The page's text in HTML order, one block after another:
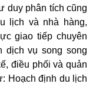
duy phân tích cũng
lịch và nhà hàng,
giao tiếp chuyên
dịch vụ song song
điều phối và quản
Hoạch định du lịch